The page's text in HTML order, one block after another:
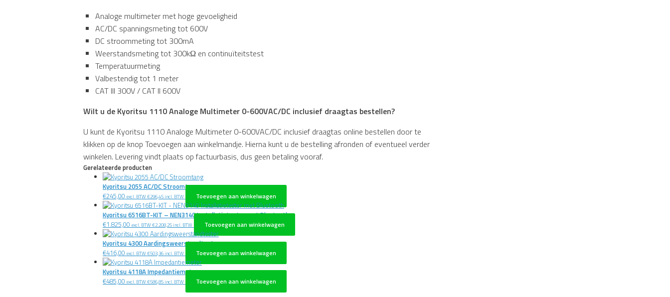
Analoge multimeter met hoge gevoeligheid
AC/DC spanningsmeting tot 600V
DC stroommeting tot 300mA
Weerstandsmeting tot 300kΩ en continuïteitstest
Temperatuurmeting
Valbestendig tot 1 meter
CAT III 300V / CAT II 600V
Wilt u de Kyoritsu 1110 Analoge Multimeter 0-600VAC/DC inclusief draagtas bestellen?
U kunt de Kyoritsu 1110 Analoge Multimeter 0-600VAC/DC inclusief draagtas online bestellen door te
klikken op de knop Toevoegen aan winkelmandje. Hierna kunt u de bestelling afronden of eventueel verder
winkelen. Levering vindt plaats op factuurbasis, dus geen betaling vooraf.
Gerelateerde producten
Kyoritsu 2055 AC/DC Stroomtang
€245,00 excl. BTW €296,45 incl. BTW Toevoegen aan winkelwagen
Kyoritsu 6516BT-KIT – NEN3140 Installatietester met Bluetooth
€1.825,00 excl. BTW €2.208,25 incl. BTW Toevoegen aan winkelwagen
Kyoritsu 4300 Aardingsweerstandtester
€416,00 excl. BTW €503,36 incl. BTW Toevoegen aan winkelwagen
Kyoritsu 4118A Impedantiemeter
€485,00 excl. BTW €586,85 incl. BTW Toevoegen aan winkelwagen